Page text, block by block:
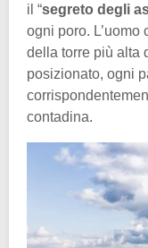
il “segreto degli
ogni poro.
della torre più alta
posizionato, ogni
contadina.